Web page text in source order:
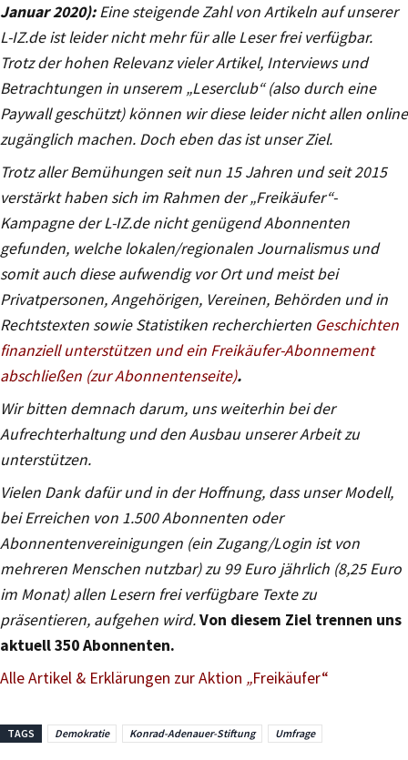
Januar 2020):Eine steigende Zahl von Artikeln auf unserer
L-IZ.de ist leider nicht mehr für alle Leser frei verfügbar.
Trotz der hohen Relevanz vieler Artikel, Interviews und
Betrachtungen in unserem „Leserclub“ (also durch eine
Paywall geschützt) können wir diese leider nicht allen online
zugänglich machen. Doch eben das ist unser Ziel.
Trotz aller Bemühungen seit nun 15 Jahren und seit 2015
verstärkt haben sich im Rahmen der „Freikäufer“-
Kampagne der L-IZ.de nicht genügend Abonnenten
gefunden, welche lokalen/regionalen Journalismus und
somit auch diese aufwendig vor Ort und meist bei
Privatpersonen, Angehörigen, Vereinen, Behörden und in
Rechtstexten sowie Statistiken recherchierten Geschichten
finanziell unterstützen und ein Freikäufer-Abonnement
abschließen (zur Abonnentenseite).
Wir bitten demnach darum, uns weiterhin bei der
Aufrechterhaltung und den Ausbau unserer Arbeit zu
unterstützen.
Vielen Dank dafür und in der Hoffnung, dass unser Modell,
bei Erreichen von 1.500 Abonnenten oder
Abonnentenvereinigungen (ein Zugang/Login ist von
mehreren Menschen nutzbar) zu 99 Euro jährlich (8,25 Euro
im Monat) allen Lesern frei verfügbare Texte zu
präsentieren, aufgehen wird.Von diesem Ziel trennen uns
aktuell 350 Abonnenten.
Alle Artikel & Erklärungen zur Aktion „Freikäufer“
TAGS Demokratie Konrad-Adenauer-Stiftung Umfrage